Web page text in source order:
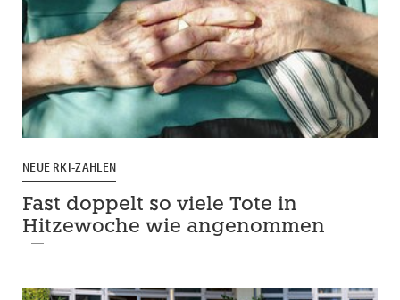
NEUE RKI-ZAHLEN
Fast doppelt so viele Tote in
Hitzewoche wie angenommen